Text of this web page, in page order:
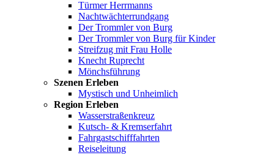
Türmer Herrmanns
Nachtwächterrundgang
Der Trommler von Burg
Der Trommler von Burg für Kinder
Streifzug mit Frau Holle
Knecht Ruprecht
Mönchsführung
Szenen Erleben
Mystisch und Unheimlich
Region Erleben
Wasserstraßenkreuz
Kutsch- & Kremserfahrt
Fahrgastschifffahrten
Reiseleitung